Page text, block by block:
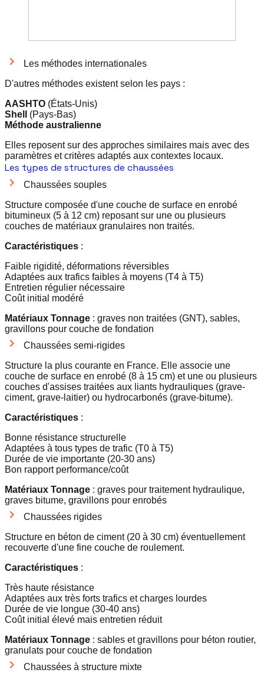
Les méthodes internationales
D'autres méthodes existent selon les pays :
AASHTO (États-Unis)
Shell
(Pays-Bas)
Méthode australienne
Elles reposent sur des approches similaires mais avec des
paramètres et critères adaptés aux contextes locaux.
Les types de structures de chaussées
Chaussées souples
Structure composée d'une couche de surface en enrobé
bitumineux (5 à 12 cm) reposant sur une ou plusieurs
couches de matériaux granulaires non traités.
Caractéristiques :
Faible rigidité, déformations réversibles
Adaptées aux trafics faibles à moyens (T4 à T5)
Entretien régulier nécessaire
Coût initial modéré
Matériaux Tonnage : graves non traitées (GNT), sables,
gravillons pour couche de fondation
Chaussées semi-rigides
Structure la plus courante en France. Elle associe une
couche de surface en enrobé (8 à 15 cm) et une ou plusieurs
couches d'assises traitées aux liants hydrauliques (grave-
ciment, grave-laitier) ou hydrocarbonés (grave-bitume).
Caractéristiques :
Bonne résistance structurelle
Adaptées à tous types de trafic (T0 à T5)
Durée de vie importante (20-30 ans)
Bon rapport performance/coût
Matériaux Tonnage : graves pour traitement hydraulique,
graves bitume, gravillons pour enrobés
Chaussées rigides
Structure en béton de ciment (20 à 30 cm) éventuellement
recouverte d'une fine couche de roulement.
Caractéristiques :
Très haute résistance
Adaptées aux très forts trafics et charges lourdes
Durée de vie longue (30-40 ans)
Coût initial élevé mais entretien réduit
Matériaux Tonnage : sables et gravillons pour béton routier,
granulats pour couche de fondation
Chaussées à structure mixte